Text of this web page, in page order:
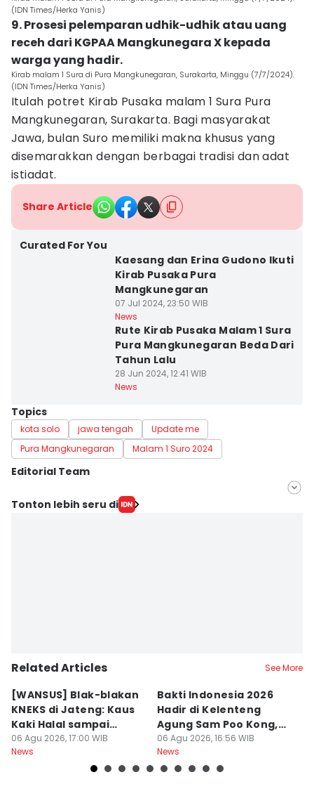
(IDN Times/Herka Yanis)
9. Prosesi pelemparan udhik-udhik atau uang
receh dari KGPAA Mangkunegara X kepada
warga yang hadir.
Kirab malam 1 Sura di Pura Mangkunegaran, Surakarta, Minggu (7/7/2024).
(IDN Times/Herka Yanis)
Itulah potret Kirab Pusaka malam 1 Sura Pura
Mangkunegaran, Surakarta. Bagi masyarakat
Jawa, bulan Suro memiliki makna khusus yang
disemarakkan dengan berbagai tradisi dan adat
istiadat.
Share Article
Curated For You
Kaesang dan Erina Gudono Ikuti
Kirab Pusaka Pura
Mangkunegaran
07 Jul 2024, 23:50 WIB
News
Rute Kirab Pusaka Malam 1 Sura
Pura Mangkunegaran Beda Dari
Tahun Lalu
28 Jun 2024, 12:41 WIB
News
Topics
kota solo jawa tengah
Update me
Pura Mangkunegaran
Malam 1 Suro 2024
Editorial Team
Editor
Tonton lebih seru di
Related Articles See More
[WANSUS] Blak-blakan
KNEKS di Jateng: Kaus
Kaki Halal sampai
Wisata Ramah Muslim
yang Diminati
06 Agu 2026, 17:00 WIB
News
Bakti Indonesia 2026
Hadir di Kelenteng
Agung Sam Poo Kong,
Sasar 5 Ribu Warga
06 Agu 2026, 16:56 WIB
News